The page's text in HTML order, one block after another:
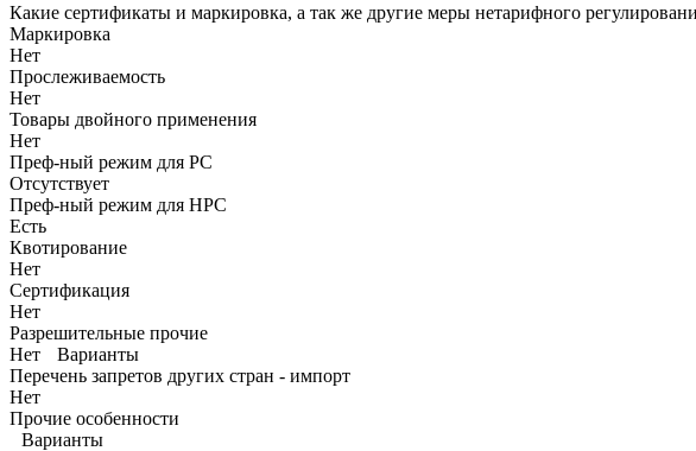
Какие сертификаты и маркировка, а так же другие меры нетарифного
Маркировка
Нет
Прослеживаемость
Нет
Товары двойного применения
Нет
Преф-ный режим для РС
Отсутствует
Преф-ный режим для НРС
Есть
Квотирование
Нет
Сертификация
Нет
Разрешительные прочие
Нет
Варианты
Перечень запретов других стран - импорт
Нет
Прочие особенности
Варианты